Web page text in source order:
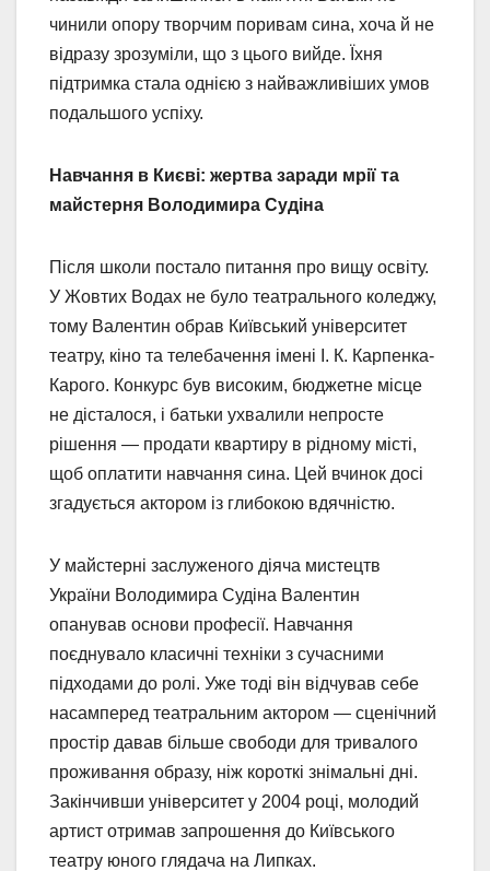
чинили опору творчим поривам сина, хоча й не
відразу зрозуміли, що з цього вийде. Їхня
підтримка стала однією з найважливіших умов
подальшого успіху.
Навчання в Києві: жертва заради мрії та
майстерня Володимира Судіна
Після школи постало питання про вищу освіту.
У Жовтих Водах не було театрального коледжу,
тому Валентин обрав Київський університет
театру, кіно та телебачення імені І. К. Карпенка-
Карого. Конкурс був високим, бюджетне місце
не дісталося, і батьки ухвалили непросте
рішення — продати квартиру в рідному місті,
щоб оплатити навчання сина. Цей вчинок досі
згадується актором із глибокою вдячністю.
У майстерні заслуженого діяча мистецтв
України Володимира Судіна Валентин
опанував основи професії. Навчання
поєднувало класичні техніки з сучасними
підходами до ролі. Уже тоді він відчував себе
насамперед театральним актором — сценічний
простір давав більше свободи для тривалого
проживання образу, ніж короткі знімальні дні.
Закінчивши університет у 2004 році, молодий
артист отримав запрошення до Київського
театру юного глядача на Липках.